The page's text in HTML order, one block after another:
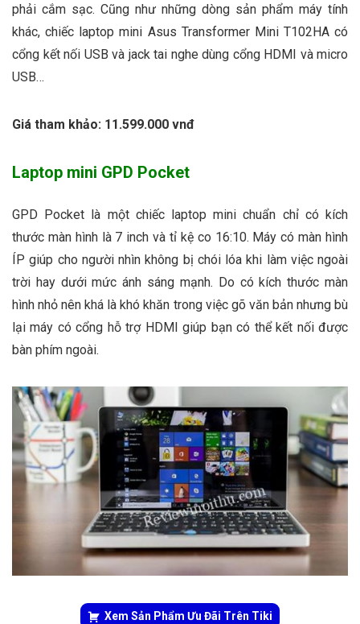
phải cắm sạc. Cũng như những dòng sản phẩm máy tính
khác, chiếc laptop mini Asus Transformer Mini T102HA có
cổng kết nối USB và jack tai nghe dùng cổng HDMI và micro
USB…
Giá tham khảo: 11.599.000 vnđ
Laptop mini GPD Pocket
GPD Pocket là một chiếc laptop mini chuẩn chỉ có kích
thước màn hình là 7 inch và tỉ kệ co 16:10. Máy có màn hình
ÍP giúp cho người nhìn không bị chói lóa khi làm việc ngoài
trời hay dưới mức ánh sáng mạnh. Do có kích thước màn
hình nhỏ nên khá là khó khăn trong việc gõ văn bản nhưng bù
lại máy có cổng hỗ trợ HDMI giúp bạn có thể kết nối được
bàn phím ngoài.
Xem Sản Phẩm Ưu Đãi Trên Tiki